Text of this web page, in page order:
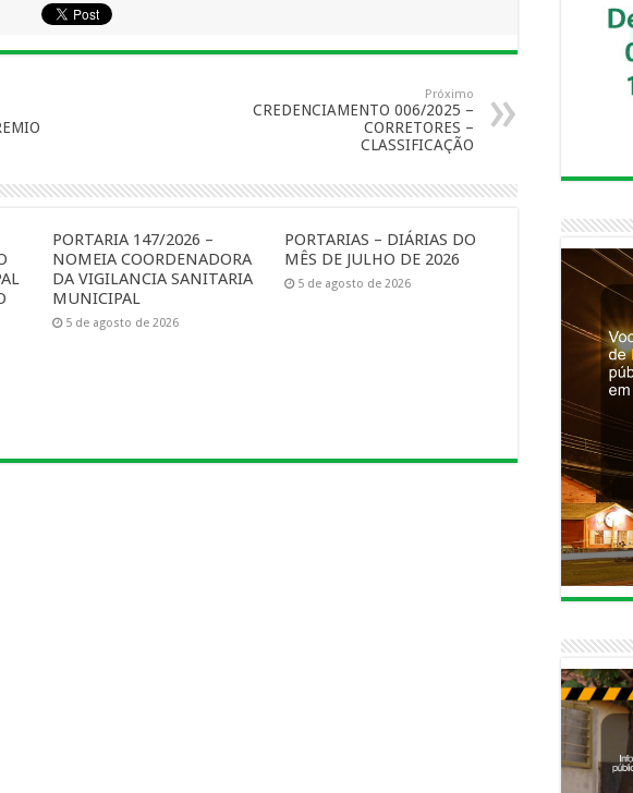
Próximo
CREDENCIAMENTO 006/2025 –
CORRETORES –
CLASSIFICAÇÃO
PORTARIA 147/2026 –
NOMEIA COORDENADORA
DA VIGILANCIA SANITARIA
MUNICIPAL
5 de agosto de 2026
PORTARIAS – DIÁRIAS DO
MÊS DE JULHO DE 2026
5 de agosto de 2026